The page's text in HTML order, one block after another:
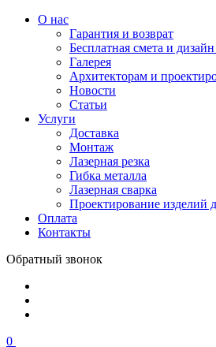
О нас
Гарантия и возврат
Бесплатная смета и
Галерея
Архитекторам и
Новости
Статьи
Услуги
Доставка
Монтаж
Лазерная резка
Гибка металла
Лазерная сварка
Проектирование изделий
Оплата
Контакты
Обратный звонок
0